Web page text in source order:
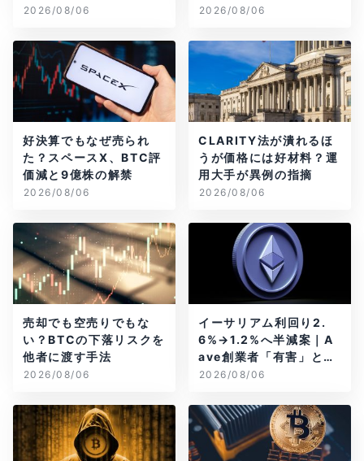
2026/08/06 2026/08/06
好決算でもなぜ売られ
た？スペースX、BTC評
価減と9億株の解禁
2026/08/06
CLARITY法が潰れるほ
うが価格には好材料？運
用大手が異例の指摘
2026/08/06
売却でも空売りでもな
い？BTCの下落リスクを
他者に渡す手法
2026/08/06
イーサリアム利回り2.
6%→1.2%へ半減案｜A
ave創業者「有害」と警
告
2026/08/06